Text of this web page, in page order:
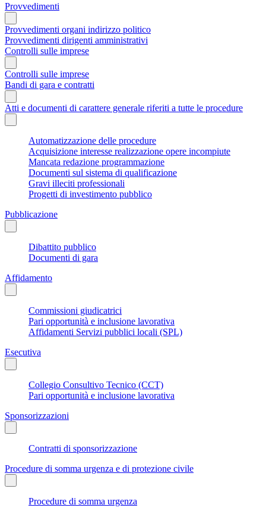
Provvedimenti
Provvedimenti organi indirizzo politico
Provvedimenti dirigenti amministrativi
Controlli sulle imprese
Controlli sulle imprese
Bandi di gara e contratti
Atti e documenti di carattere generale riferiti a tutte le procedure
Automatizzazione delle procedure
Acquisizione interesse realizzazione opere incompiute
Mancata redazione programmazione
Documenti sul sistema di qualificazione
Gravi illeciti professionali
Progetti di investimento pubblico
Pubblicazione
Dibattito pubblico
Documenti di gara
Affidamento
Commissioni giudicatrici
Pari opportunità e inclusione lavorativa
Affidamenti Servizi pubblici locali (SPL)
Esecutiva
Collegio Consultivo Tecnico (CCT)
Pari opportunità e inclusione lavorativa
Sponsorizzazioni
Contratti di sponsorizzazione
Procedure di somma urgenza e di protezione civile
Procedure di somma urgenza